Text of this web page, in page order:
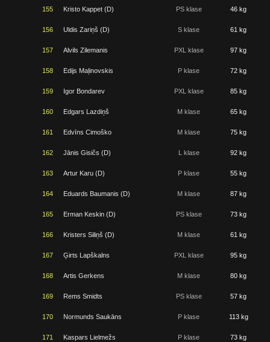
155 Kristo Kappet (D) PS klase 46 kg
156 Uldis Zariņš (D) S klase 61 kg
157 Alvils Zilemanis PXL klase 97 kg
158 Edijs Maļinovskis P klase 72 kg
159 Igor Bondarev PXL klase 85 kg
160 Edgars Lazdiņš M klase 65 kg
161 Edvīns Cimoško M klase 75 kg
162 Jānis Gisičs (D) L klase 92 kg
163 Artur Karu (D) P klase 55 kg
164 Eduards Baumanis (D) M klase 87 kg
165 Erman Keskin (D) PS klase 73 kg
166 Kristers Siliņš (D) M klase 61 kg
167 Ģirts Lapškalns PXL klase 95 kg
168 Artis Gerkens M klase 80 kg
169 Rems Smidts PS klase 57 kg
170 Normunds Saukāns P klase 113 kg
171 Kaspars Lielmežs P klase 73 kg